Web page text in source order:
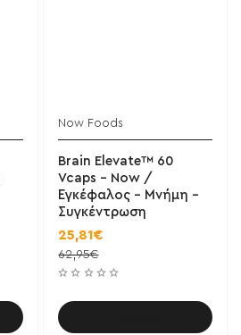
Now Foods
Brain Elevate™ 60
Vcaps - Now /
Εγκέφαλος - Μνήμη -
Συγκέντρωση
25,81€
62,95€